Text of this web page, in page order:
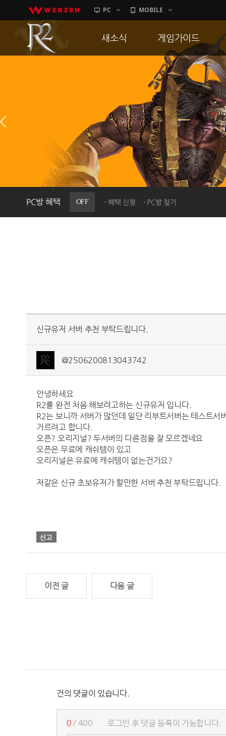
PC MOBILE
PC방 혜택 OFF 혜택 신청 PC방 찾기
새소식
이벤트
히스토리
PC방으로간다
게임가이드
게임 특징
서버가이드
신병훈련소
세부가이드
통합보급센터
신규유저 서버 추천 부탁드립니다.
@2506200813043742
안녕하세요
R2를 완전 처음 해보려고하는 신규유저 입니다.
R2는 보니까 서버가 많던데 일단 리부트서버는 테스트서
거르려고 합니다.
오픈? 오리지널? 두서버의 다른점을 잘 모르겠네요
오픈은 무료에 캐쉬템이 있고
오리지널은 유료에 캐쉬템이 없는건가요?
저같은 신규 초보유저가 할만한 서버 추천 부탁드립니다.
이전 글 다음 글
건의 댓글이 있습니다.
로그인 후 댓글 등록이 가능합니다.
0 / 400